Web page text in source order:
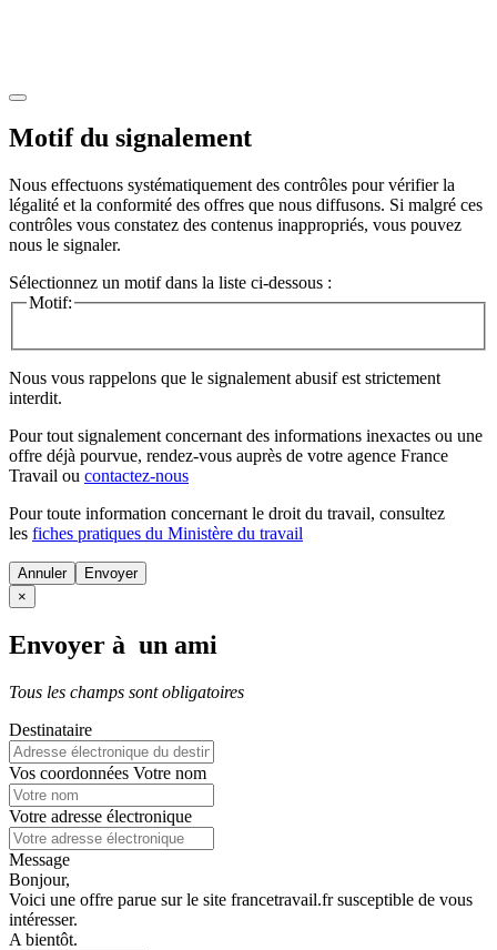
Motif du signalement
Nous effectuons systématiquement des contrôles pour vérifier la
légalité et la conformité des offres que nous diffusons. Si malgré ces
contrôles vous constatez des contenus inappropriés, vous pouvez
nous le signaler.
Sélectionnez un motif dans la liste ci-dessous :
Motif:
Nous vous rappelons que le signalement abusif est strictement
interdit.
Pour tout signalement concernant des informations inexactes ou une
offre déjà pourvue, rendez-vous auprès de votre agence France
Travail ou contactez-nous
Pour toute information concernant le droit du travail, consultez
les fiches pratiques du Ministère du travail
Annuler
×
Envoyer à un ami
Tous les champs sont obligatoires
Destinataire
Vos coordonnées Votre nom
Votre adresse électronique
Message
Bonjour,
Voici une offre parue sur le site francetravail.fr susceptible de vous
intéresser.
A bientôt.